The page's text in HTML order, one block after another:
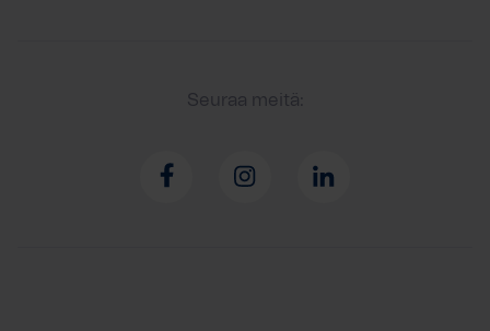
Seuraa meitä: